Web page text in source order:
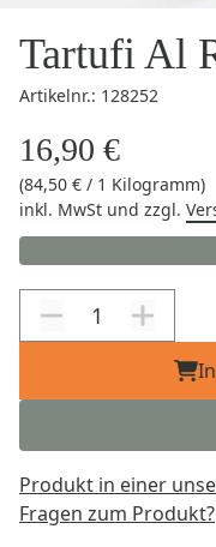
Tartufi Al
Artikelnr.: 128252
16,90 €
(84,50 € / 1 Kilogramm)
inkl. MwSt und zzgl.
Produkt in einer
Fragen zum Produkt?